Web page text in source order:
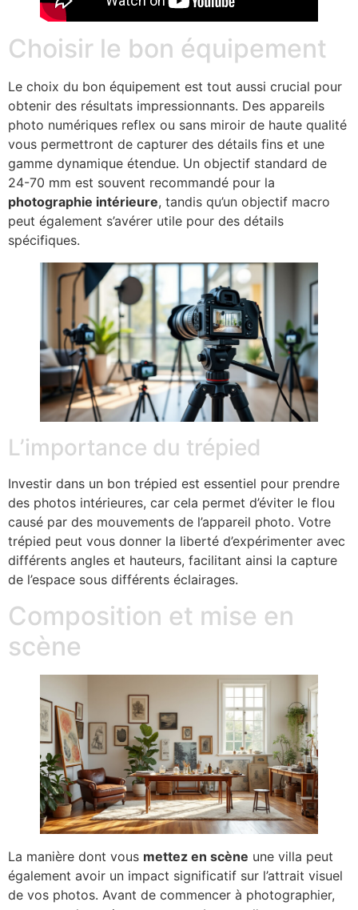
Choisir le bon équipement
Le choix du bon équipement est tout aussi crucial pour
obtenir des résultats impressionnants. Des appareils
photo numériques reflex ou sans miroir de haute qualité
vous permettront de capturer des détails fins et une
gamme dynamique étendue. Un objectif standard de
24-70 mm est souvent recommandé pour la
photographie intérieure, tandis qu’un objectif macro
peut également s’avérer utile pour des détails
spécifiques.
L’importance du trépied
Investir dans un bon trépied est essentiel pour prendre
des photos intérieures, car cela permet d’éviter le flou
causé par des mouvements de l’appareil photo. Votre
trépied peut vous donner la liberté d’expérimenter avec
différents angles et hauteurs, facilitant ainsi la capture
de l’espace sous différents éclairages.
Composition et mise en
scène
La manière dont vous mettez en scène une villa peut
également avoir un impact significatif sur l’attrait visuel
de vos photos. Avant de commencer à photographier,